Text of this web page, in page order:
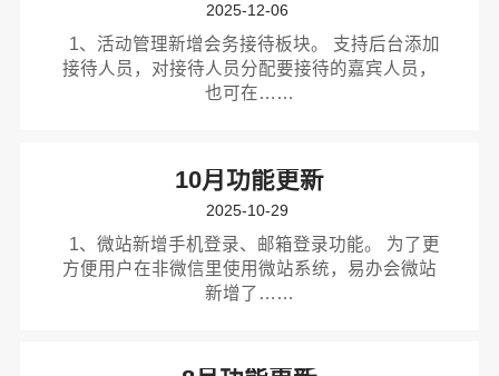
2025-12-06
1、活动管理新增会务接待板块。 支持后台添加
接待人员，对接待人员分配要接待的嘉宾人员，
也可在……
10月功能更新
2025-10-29
1、微站新增手机登录、邮箱登录功能。 为了更
方便用户在非微信里使用微站系统，易办会微站
新增了……